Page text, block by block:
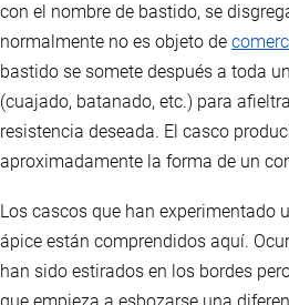
con el nombre de bastido, se
normalmente no es objeto de
bastido se somete después a toda
(cuajado, batanado, etc.) para
resistencia deseada. El casco
aproximadamente la forma de un
Los cascos que han experimentado
ápice están comprendidos aquí.
han sido estirados en los bordes